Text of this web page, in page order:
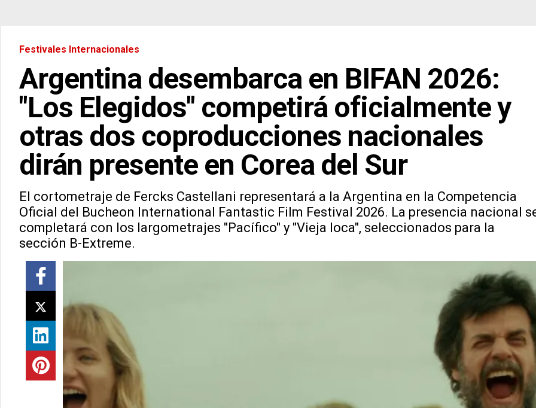
Festivales Internacionales
Argentina desembarca en BIFAN 2026:
"Los Elegidos" competirá oficialmente y
otras dos coproducciones nacionales
dirán presente en Corea del Sur
El cortometraje de Fercks Castellani representará a la Argentina en la Competencia
Oficial del Bucheon International Fantastic Film Festival 2026. La presencia nacional
completará con los largometrajes "Pacífico" y "Vieja loca", seleccionados para la
sección B-Extreme.